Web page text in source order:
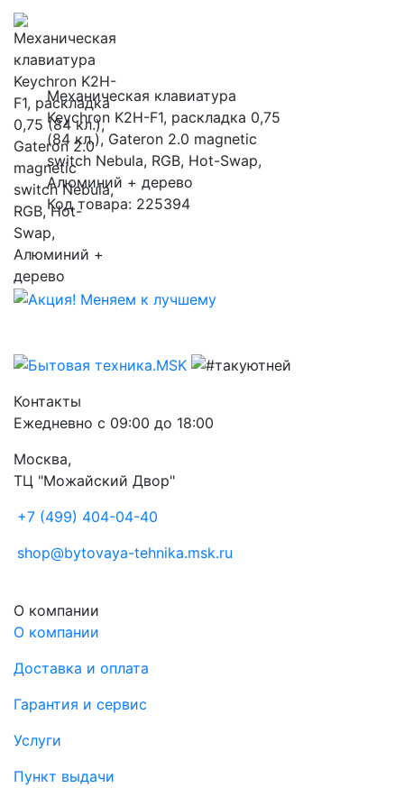
Механическая клавиатура
Keychron K2H-F1, раскладка 0,75
(84 кл.), Gateron 2.0 magnetic
switch Nebula, RGB, Hot-Swap,
Алюминий + дерево
Код товара: 225394
Контакты
Ежедневно с 09:00 до 18:00
Москва,
ТЦ "Можайский Двор"
+7 (499) 404-04-40
shop@bytovaya-tehnika.msk.ru
О компании
О компании
Доставка и оплата
Гарантия и сервис
Услуги
Пункт выдачи